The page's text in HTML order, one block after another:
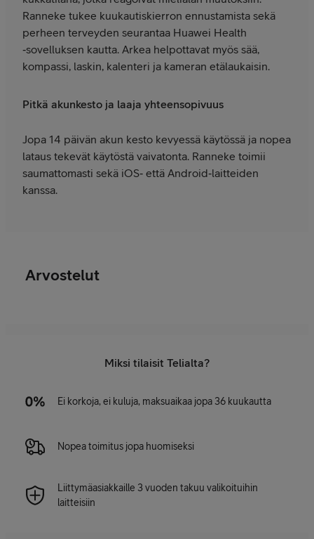
Ranneke tukee kuukautiskierron ennustamista sekä
perheen terveyden seurantaa Huawei Health
‑sovelluksen kautta. Arkea helpottavat myös sää,
kompassi, laskin, kalenteri ja kameran etälaukaisin.
Pitkä akunkesto ja laaja yhteensopivuus
Jopa 14 päivän akun kesto kevyessä käytössä ja nopea
lataus tekevät käytöstä vaivatonta. Ranneke toimii
saumattomasti sekä iOS‑ että Android‑laitteiden
kanssa.
Arvostelut
Miksi tilaisit Telialta?
Ei korkoja, ei kuluja, maksuaikaa jopa 36 kuukautta
Nopea toimitus jopa huomiseksi
Liittymäasiakkaille 3 vuoden takuu valikoituihin
laitteisiin